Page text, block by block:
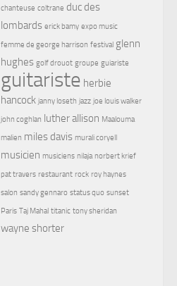
chanteuse coltrane duc des
lombards erick bamy expo music
femme de george harrison festival glenn
hughes golf drouot groupe guiariste
guitariste herbie
hancock janny loseth jazz joe louis walker
john coghlan luther allison Maalouma
malien miles davis murali coryell
musicien musiciens nilaja norbert krief
pat travers restaurant rock roy haynes
salon sandy gennaro status quo sunset
Paris Taj Mahal titanic tony sheridan
wayne shorter